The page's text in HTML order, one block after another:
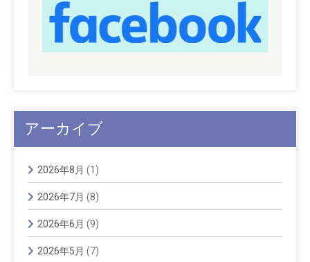
アーカイブ
2026年8月 (1)
2026年7月 (8)
2026年6月 (9)
2026年5月 (7)